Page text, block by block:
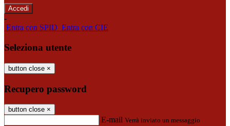
-
Entra con SPID Entra con CIE
Seleziona utente
button close ×
Recupero password
button close ×
E-mail Verrà inviato un messaggio